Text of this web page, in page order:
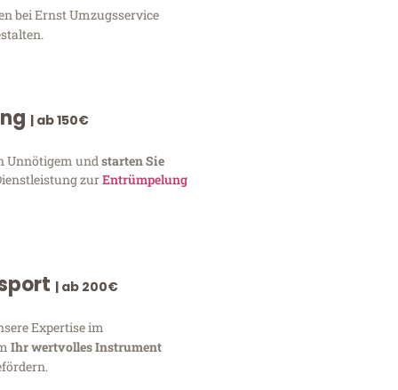
bei Ernst Umzugsservice
| ab 150€
Unnötigem und starten Sie
zurEntrümpelung
| ab 200€
Expertise im
Ihr wertvolles Instrument